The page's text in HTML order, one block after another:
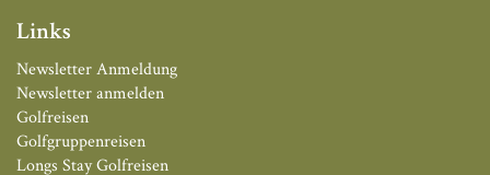
Links
Newsletter Anmeldung
Newsletter anmelden
Golfreisen
Golfgruppenreisen
Longs Stay Golfreisen